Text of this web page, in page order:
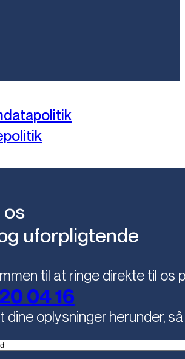
os
uforpligtende
til at ringe direkte til os
04 16
dine oplysninger herunder,